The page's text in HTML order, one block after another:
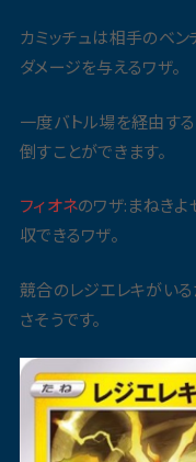
カミッチュは相手のベン
ダメージを与えるワザ。
一度バトル場を経由す
倒すことができます。
フィオネのワザ:まねき
収できるワザ。
競合のレジエレキがい
さそうです。